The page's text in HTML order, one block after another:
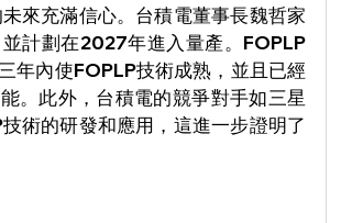
來充滿信心。台積電董事長魏哲家
計劃在2027年進入量產。FOPLP
年內使FOPLP技術成熟，並且已經
。此外，台積電的競爭對手如三星
術的研發和應用，這進一步證明了